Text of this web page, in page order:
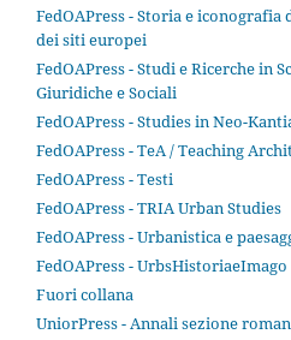
FedOAPress - Storia e
dei siti europei
FedOAPress - Studi e Ricerche in
Giuridiche e Sociali
FedOAPress - Studies in Neo-
FedOAPress - TeA / Teaching
FedOAPress - Testi
FedOAPress - TRIA Urban Studies
FedOAPress - Urbanistica e
FedOAPress - UrbsHistoriaeImago
Fuori collana
UniorPress - Annali sezione